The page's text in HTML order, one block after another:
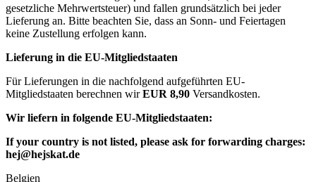
gesetzliche Mehrwertsteuer) und fallen grundsätzlich bei jeder
Lieferung an. Bitte beachten Sie, dass an Sonn- und Feiertagen
keine Zustellung erfolgen kann.
Lieferung in die EU-Mitgliedstaaten
Für Lieferungen in die nachfolgend aufgeführten EU-
Mitgliedstaaten berechnen wirEUR 8,90 Versandkosten.
Wir liefern in folgende EU-Mitgliedstaaten:
If your country is not listed, please ask for forwarding charges:
hej@hejskat.de
Belgien